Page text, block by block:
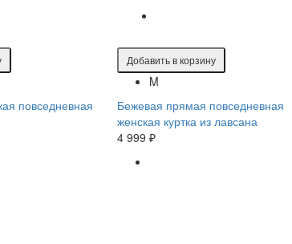
повседневная
Добавить в корзину
M
Бежевая прямая повседневная
женская куртка из лавсана
4 999 ₽